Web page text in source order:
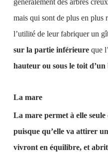
mais qui sont de plus en plus
l’utilité de leur fabriquer un
sur la partie inférieureque
hauteur ou sous le toit
La mare
La mare permet à elle seule
puisque qu’elle va attirer
vivront en équilibre, et